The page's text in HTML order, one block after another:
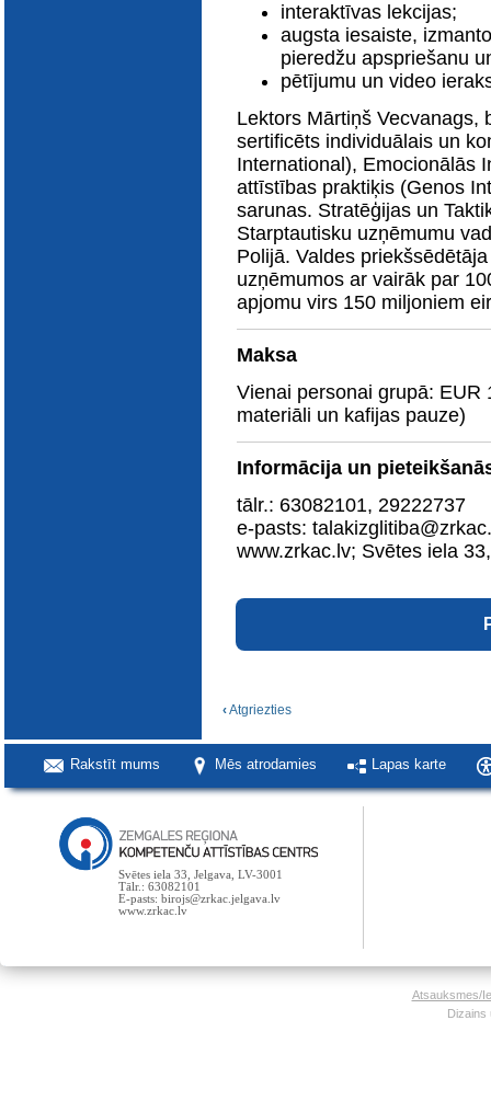
interaktīvas lekcijas;
augsta iesaiste,
pieredžu apspriešanu
pētījumu un video
Lektors Mārtiņš Vecvanags,
sertificēts individuālais un
International), Emocionālās
attīstības praktiķis (Genos
sarunas. Stratēģijas un
Starptautisku uzņēmumu
Polijā. Valdes
uzņēmumos ar vairāk par
apjomu virs 150 miljoniem
Maksa
Vienai personai grupā: EUR
materiāli un kafijas pauze)
Informācija un
tālr.: 63082101, 29222737
e-pasts:
www.zrkac.lv; Svētes iela
‹Atgriezties
Rakstīt mums Mēs atrodamies Lapas karte
Svētes iela 33, Jelgava, LV-3001
Tālr.: 63082101
E-pasts: birojs@zrkac.jelgava.lv
www.zrkac.lv
Atsauksmes/
Dizains